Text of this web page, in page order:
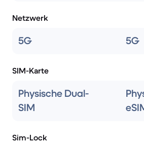
Netzwerk
5G 5G
SIM-Karte
Physische Dual-
SIM
Sim-Lock